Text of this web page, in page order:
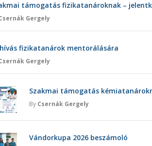
támogatás fizikatanároknak –
Gergely
fizikatanárok mentorálására
Gergely
Szakmai támogatás
By Csernák Gergely
Vándorkupa 2026 beszámoló